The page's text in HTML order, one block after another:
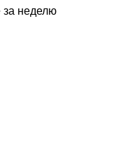
неделю